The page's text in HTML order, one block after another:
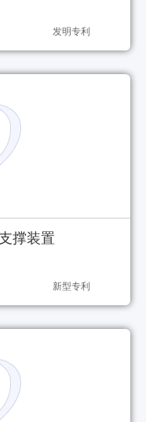
发明专利
撑装置
新型专利